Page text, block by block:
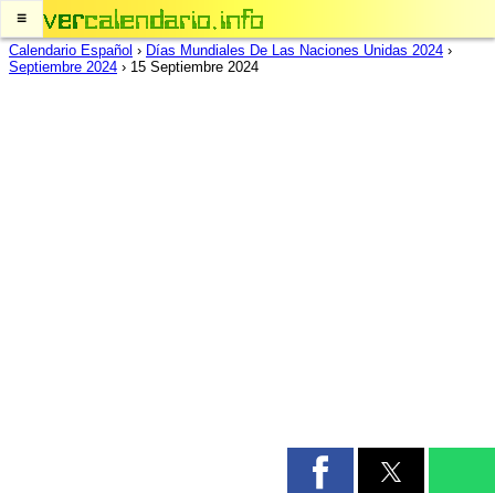
≡
Calendario Español › Días Mundiales De Las Naciones Unidas 2024 ›
Septiembre 2024 › 15 Septiembre 2024